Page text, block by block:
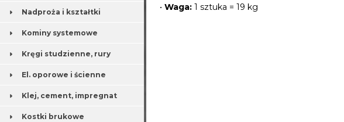
Nadproża i kształtki
Kominy systemowe
Kręgi studzienne, rury
El. oporowe i ścienne
Klej, cement, impregnat
Kostki brukowe
• Waga: 1 sztuka = 19 kg